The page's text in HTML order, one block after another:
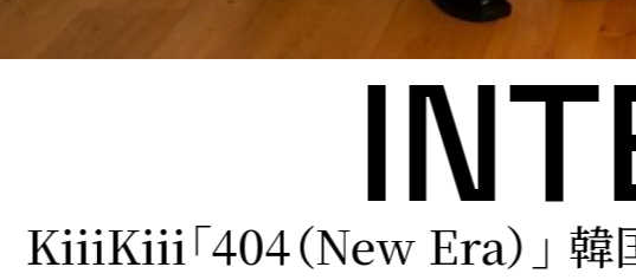
LINKL PLANET『未完成